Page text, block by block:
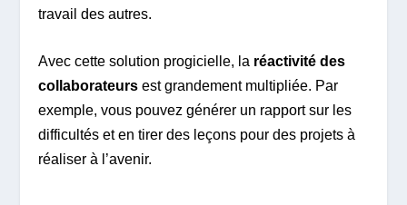
travail des autres.
Avec cette solution progicielle, la réactivité des
collaborateursest grandement multipliée. Par
exemple, vous pouvez générer un rapport sur les
difficultés et en tirer des leçons pour des projets à
réaliser à l’avenir.